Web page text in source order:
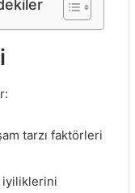
tarzı faktörleri
iyiliklerini